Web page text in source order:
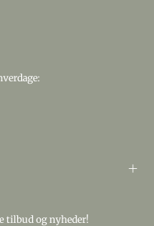
tilbud og nyheder!